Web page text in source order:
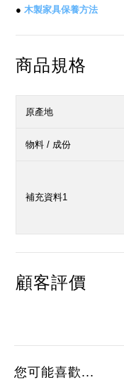
● 木製家具保養方法
商品規格
原產地
物料 / 成份
補充資料1
顧客評價
您可能喜歡...